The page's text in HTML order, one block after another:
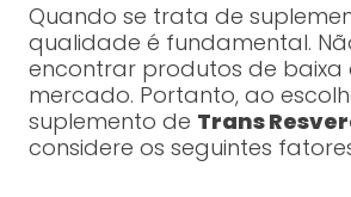
Quando se trata de
qualidade é fundamental.
encontrar produtos de baixa
mercado. Portanto, ao
suplemento de Trans
considere os seguintes